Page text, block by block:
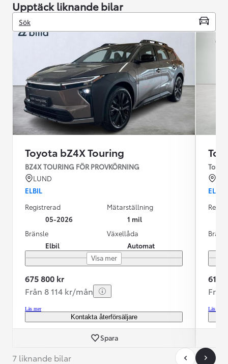
Upptäck liknande bilar
Sök
Toyota bZ4X Touring
BZ4X TOURING FÖR PROVKÖRNING
LUND
ELBIL
Registrerad
05-2026
Mätarställning
1 mil
Bränsle
Elbil
Växellåda
Automat
Visa mer
675 800 kr
Från 8 114 kr/mån
Läs mer
Kontakta återförsäljare
Spara
ELBIL
619
Läs mer
7 liknande bilar